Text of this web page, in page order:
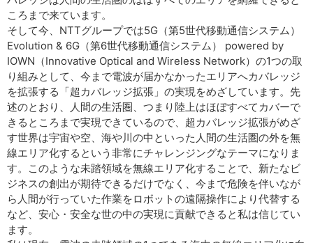
ころまで来ています。
そして今、NTTグループでは5G（第5世代移動通信システム）
Evolution & 6G（第6世代移動通信システム） powered by
IOWN（Innovative Optical and Wireless Network）の1つの取
り組みとして、今まで電波が届かなかったエリアへカバレッジ
を拡張する「超カバレッジ拡張」の実現をめざしています。先
述のとおり、人間の生活圏、つまり陸上はほぼすべてカバーで
きるところまで実現できているので、超カバレッジ拡張がめざ
す世界は宇宙や空、海や川の中といった人間の生活圏の外を無
線エリア化するという非常にチャレンジングなテーマになりま
す。このような未踏領域を無線エリア化することで、新たなビ
ジネスの創出が期待できるだけでなく、今まで危険を伴いなが
ら人間が行っていた作業をロボットの遠隔操作により代替する
など、安心・安全な世の中の実現に貢献できると私は信じてい
ます。